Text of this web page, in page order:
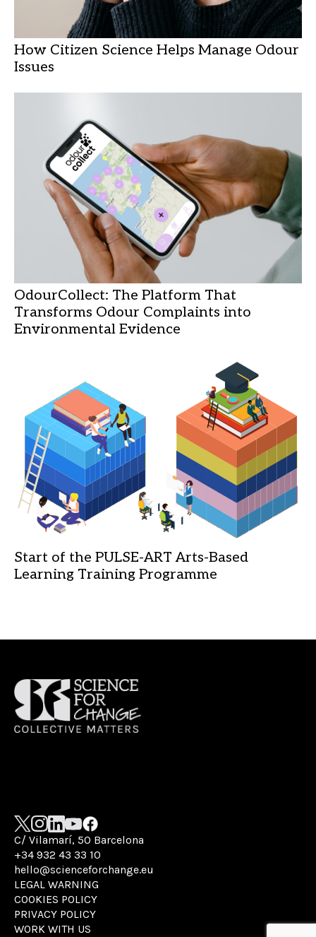
How Citizen Science Helps Manage Odour
Issues
OdourCollect: The Platform That
Transforms Odour Complaints into
Environmental Evidence
Start of the PULSE-ART Arts-Based
Learning Training Programme
C/ Vilamarí, 50 Barcelona
+34 932 43 33 10
hello@scienceforchange.eu
LEGAL WARNING
COOKIES POLICY
PRIVACY POLICY
WORK WITH US